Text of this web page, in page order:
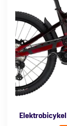
Elektrobicykel